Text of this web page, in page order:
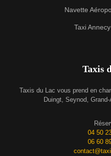
Navette
Taxi
Taxis
Taxis du Lac vous prend en
Duingt, Seynod,
04 50
06 60